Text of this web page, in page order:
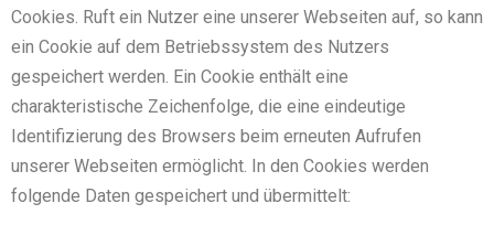
Cookies. Ruft ein Nutzer eine unserer Webseiten auf, so kann
ein Cookie auf dem Betriebssystem des Nutzers
gespeichert werden. Ein Cookie enthält eine
charakteristische Zeichenfolge, die eine eindeutige
Identifizierung des Browsers beim erneuten Aufrufen
unserer Webseiten ermöglicht. In den Cookies werden
folgende Daten gespeichert und übermittelt: